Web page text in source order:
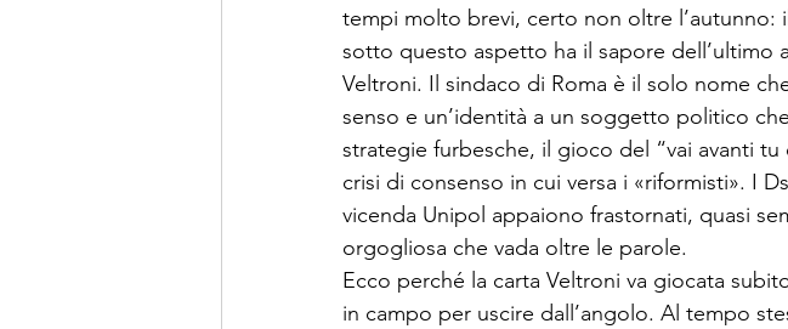
tempi molto brevi, certo non oltre
sotto questo aspetto ha il sapore dell’ultimo
Veltroni. Il sinda­co di Roma è il solo nome
senso e un’identità a un soggetto politico
strate­gie furbesche, il gioco del “vai avanti
cri­si di consenso in cui versa i «riformisti». I
vicenda Unipol appaiono frastornati, quasi
orgogliosa che vada oltre le parole.
Ecco perché la carta Veltroni va giocata
in campo per uscire dall’angolo. Al tempo